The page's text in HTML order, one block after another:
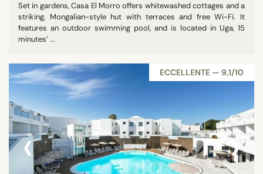
Set in gardens, Casa El Morro offers whitewashed cottages and a
striking, Mongalian-style hut with terraces and free Wi-Fi. It
features an outdoor swimming pool, and is located in Uga, 15
minutes’ ...
ECCELLENTE — 9,1/10
‹ ›